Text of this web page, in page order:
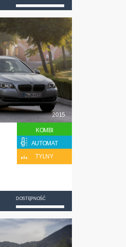
2015
KOMBI
AUTOMAT
TYLNY
DOSTĘPNOŚĆ